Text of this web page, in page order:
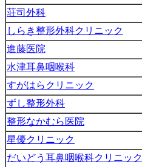
荘司外科
しらき整形外科クリニック
進藤医院
水津耳鼻咽喉科
すがはらクリニック
ずし整形外科
整形なかむら医院
星優クリニック
だいどう耳鼻咽喉科クリニック